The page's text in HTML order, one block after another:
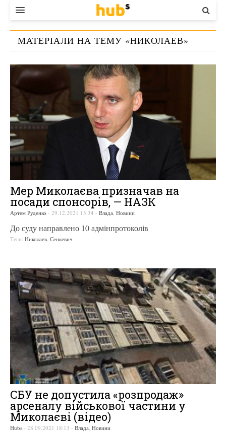
ВЛАДА
ЕКОНОМІКА
БІЗНЕС
КОНТАКТИ
МАТЕРІАЛИ НА ТЕМУ «НИКОЛАЕВ»
Мер Миколаєва призначав на
посади спонсорів, — НАЗК
Артем Руденко - 29.12.2021 15:34 - Влада Новини
До суду направлено 10 адмінпротоколів
Теги: Николаев Сенкевич
СБУ не допустила «розпродаж»
арсеналу військової частини у
Миколаєві (відео)
Hubs - 28.09.2021 18:13 - Влада, Новини